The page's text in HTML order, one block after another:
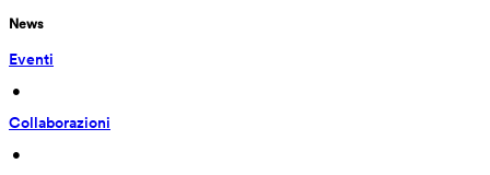
News
Eventi
•
Collaborazioni
•